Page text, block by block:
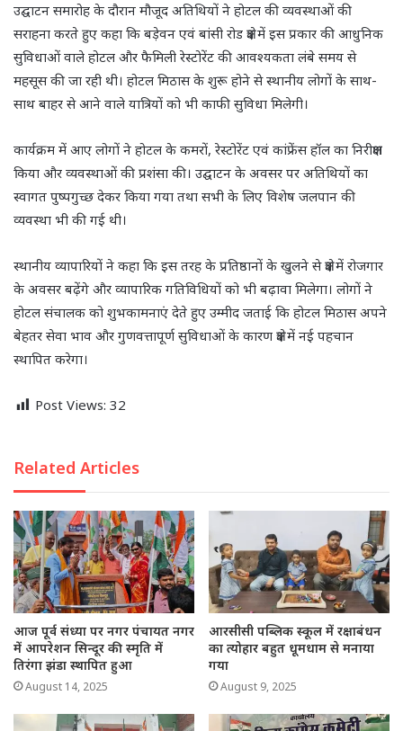
उद्घाटन समारोह के दौरान मौजूद अतिथियों ने होटल की व्यवस्थाओं की
सराहना करते हुए कहा कि बड़ेवन एवं बांसी रोड क्षेत्र में इस प्रकार की आधुनिक
सुविधाओं वाले होटल और फैमिली रेस्टोरेंट की आवश्यकता लंबे समय से
महसूस की जा रही थी। होटल मिठास के शुरू होने से स्थानीय लोगों के साथ-
साथ बाहर से आने वाले यात्रियों को भी काफी सुविधा मिलेगी।
कार्यक्रम में आए लोगों ने होटल के कमरों, रेस्टोरेंट एवं कांफ्रेंस हॉल का निरीक्षण
किया और व्यवस्थाओं की प्रशंसा की। उद्घाटन के अवसर पर अतिथियों का
स्वागत पुष्पगुच्छ देकर किया गया तथा सभी के लिए विशेष जलपान की
व्यवस्था भी की गई थी।
स्थानीय व्यापारियों ने कहा कि इस तरह के प्रतिष्ठानों के खुलने से क्षेत्र में रोजगार
के अवसर बढ़ेंगे और व्यापारिक गतिविधियों को भी बढ़ावा मिलेगा। लोगों ने
होटल संचालक को शुभकामनाएं देते हुए उम्मीद जताई कि होटल मिठास अपने
बेहतर सेवा भाव और गुणवत्तापूर्ण सुविधाओं के कारण क्षेत्र में नई पहचान
स्थापित करेगा।
Post Views: 32
Related Articles
आज पूर्व संध्या पर नगर पंचायत नगर
में आपरेशन सिन्दूर की स्मृति में
तिरंगा झंडा स्थापित हुआ
August 14, 2025
आरसीसी पब्लिक स्कूल में रक्षाबंधन
का त्योहार बहुत धूमधाम से मनाया
गया
August 9, 2025